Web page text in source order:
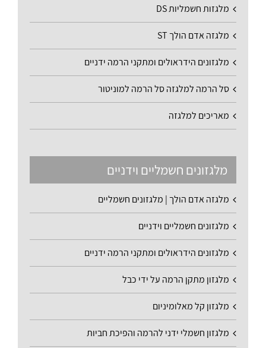
מלגזות חשמליות DS
מלגזה אדם הולך ST
מלגזונים הידראולים ומתקני הרמה ידניים
סל הרמה למלגזה סל הרמה למוניטור
מאריכים למלגזה
מלגזונים חשמליים וידניים
מלגזה אדם הולך | מלגזונים חשמליים
מלגזונים חשמליים וידניים
מלגזונים הידראולים ומתקני הרמה ידניים
מלגזון מתקן הרמה על ידי כבל
מלגזון קל מאלומיניום
מלגזון חשמלי ידני להרמה והפיכת חביות